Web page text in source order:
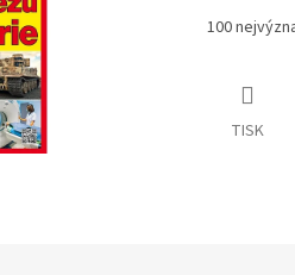
100
TISK